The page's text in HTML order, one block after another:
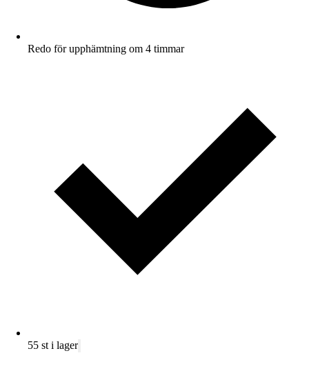
Redo för upphämtning om 4 timmar
55 st i lager